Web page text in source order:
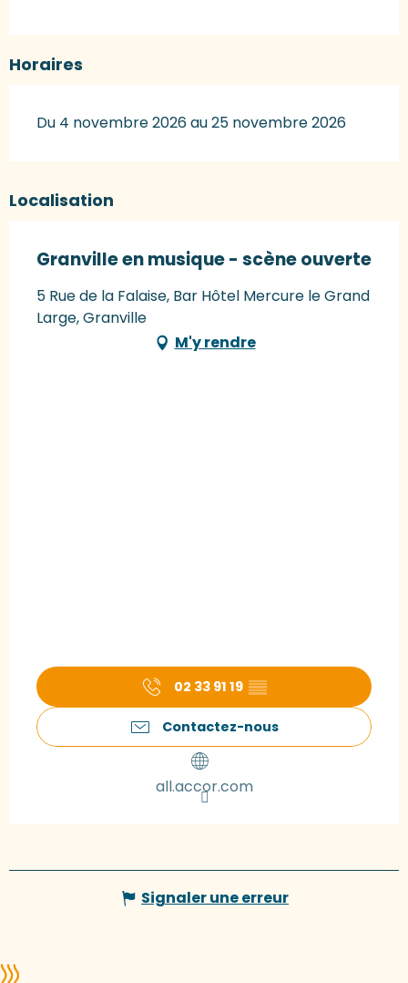
Horaires
Du 4 novembre 2026 au 25 novembre 2026
Localisation
Granville en musique - scène ouverte
5 Rue de la Falaise, Bar Hôtel Mercure le Grand
Large, Granville
M'y rendre
02 33 91 19 ▒▒
Contactez-nous
all.accor.com
Signaler une erreur